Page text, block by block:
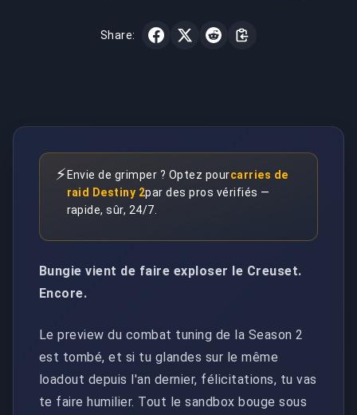
Share:
⚡ Envie de grimper ? Optez pourcarries de
raid Destiny 2par des pros vérifiés —
rapide, sûr, 24/7.
Bungie vient de faire exploser le Creuset.
Encore.
Le preview du combat tuning de la Season 2
est tombé, et si tu glandes sur le même
loadout depuis l'an dernier, félicitations, tu vas
te faire humilier. Tout le sandbox bouge sous